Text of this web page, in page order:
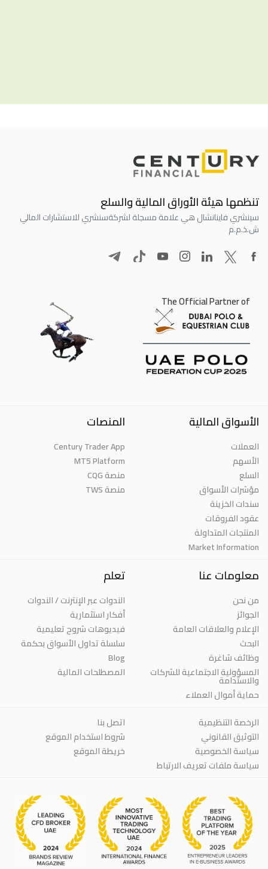
تنظمها هيئة الأوراق المالية والسلع
سينشري فاينانشال هي علامة مسجلة لشركةسنشري للاستشارات المالي
ش.ذ.م.م
The Official Partner of
الأسواق المالية
العملات
الأسهم
السلع
مؤشرات الأسواق
سندات الخزينة
عقود الفروقات
المنتجات المتداولة
Market Information
المنصات
Century Trader App
MT5 Platform
منصة CQG
منصة TWS
معلومات عنا
من نحن
الجوائز
الإعلام والعلاقات العامة
البحث
وظائف شاغرة
المسؤولية الاجتماعية للشركات
والاستدامة
حماية أموال العملاء
تعلم
الندوات عبر الإنترنت / الندوات
أفكار استثمارية
فيديوهات شروح تعليمية
سلسلة تداول الأسواق بحكمة
Blog
المصطلحات المالية
الرخصة التنظيمية
التوثيق القانوني
سياسة الخصوصية
سياسة ملفات تعريف الارتباط
اتصل بنا
شروط استخدام الموقع
خريطة الموقع